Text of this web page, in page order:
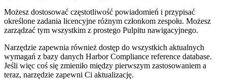
Możesz dostosować częstotliwość powiadomień i przypisać
określone zadania licencyjne różnym członkom zespołu. Możesz
zarządzać tym wszystkim z prostego Pulpitu nawigacyjnego.
Narzędzie zapewnia również dostęp do wszystkich aktualnych
wymagań z bazy danych Harbor Compliance reference database.
Jeśli więc coś się zmieniło między pierwszym zastosowaniem a
teraz, narzędzie zapewni Ci aktualizację.